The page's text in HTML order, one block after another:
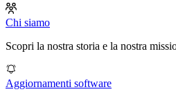
Chi siamo
Scopri la nostra storia e la nostra
Aggiornamenti software